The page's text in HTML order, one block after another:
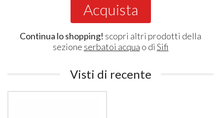
Acquista
Continua lo shopping! scopri altri prodotti della
sezione serbatoi acqua o di Sifi
Visti di recente